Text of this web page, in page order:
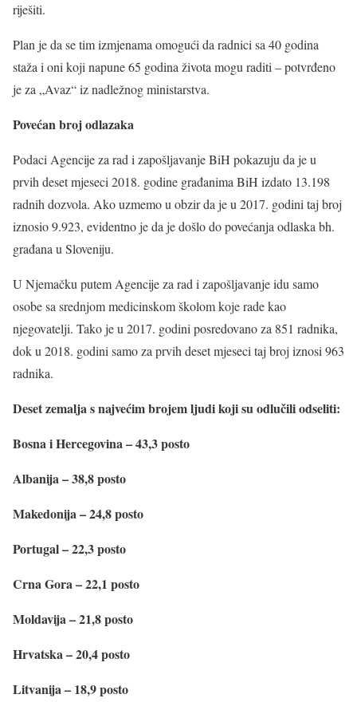
riješiti.
Plan je da se tim izmjenama omogući da radnici sa 40 godina
staža i oni koji napune 65 godina života mogu raditi – potvrđeno
je za „Avaz“ iz nadležnog ministarstva.
Povećan broj odlazaka
Podaci Agencije za rad i zapošljavanje BiH pokazuju da je u
prvih deset mjeseci 2018. godine građanima BiH izdato 13.198
radnih dozvola. Ako uzmemo u obzir da je u 2017. godini taj broj
iznosio 9.923, evidentno je da je došlo do povećanja odlaska bh.
građana u Sloveniju.
U Njemačku putem Agencije za rad i zapošljavanje idu samo
osobe sa srednjom medicinskom školom koje rade kao
njegovatelji. Tako je u 2017. godini posredovano za 851 radnika,
dok u 2018. godini samo za prvih deset mjeseci taj broj iznosi 963
radnika.
Deset zemalja s najvećim brojem ljudi koji su odlučili odseliti:
Bosna i Hercegovina – 43,3 posto
Albanija – 38,8 posto
Makedonija – 24,8 posto
Portugal – 22,3 posto
Crna Gora – 22,1 posto
Moldavija – 21,8 posto
Hrvatska – 20,4 posto
Litvanija – 18,9 posto